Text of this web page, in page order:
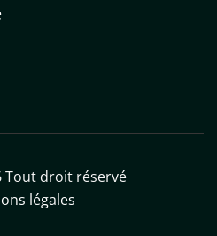
Tout droit réservé
légales